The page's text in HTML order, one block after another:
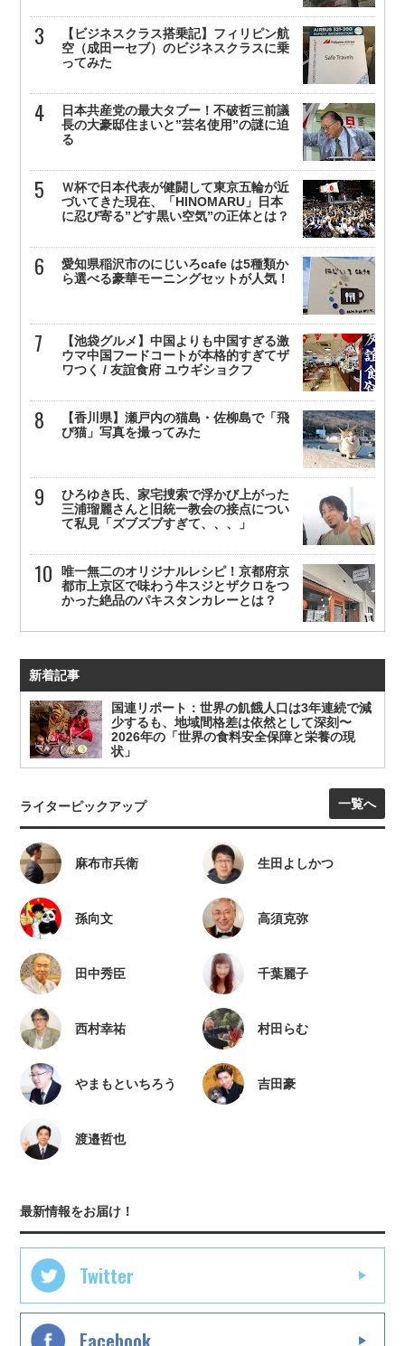
【ビジネスクラス搭乗記】フィリピン航
空（成田ーセブ）のビジネスクラスに乗
ってみた
日本共産党の最大タブー！不破哲三前議
長の大豪邸住まいと”芸名使用”の謎に迫
る
Ｗ杯で日本代表が健闘して東京五輪が近
づいてきた現在、「HINOMARU」日本
に忍び寄る”どす黒い空気”の正体とは？
愛知県稲沢市のにじいろcafe は5種類か
ら選べる豪華モーニングセットが人気！
【池袋グルメ】中国よりも中国すぎる激
ウマ中国フードコートが本格的すぎてザ
ワつく / 友誼食府 ユウギショクフ
【香川県】瀬戸内の猫島・佐柳島で「飛
び猫」写真を撮ってみた
ひろゆき氏、家宅捜索で浮かび上がった
三浦瑠麗さんと旧統一教会の接点につい
て私見「ズブズブすぎて、、、」
唯一無二のオリジナルレシピ！京都府京
都市上京区で味わう牛スジとザクロをつ
かった絶品のパキスタンカレーとは？
新着記事
国連リポート：世界の飢餓人口は3年連続で減
少するも、地域間格差は依然として深刻〜
2026年の「世界の食料安全保障と栄養の現
状」
ライターピックアップ 一覧へ
麻布市兵衛 生田よしかつ
孫向文 高須克弥
田中秀臣 千葉麗子
西村幸祐 村田らむ
やまもといちろう 吉田豪
渡邉哲也
最新情報をお届け！
Twitter
Facebook